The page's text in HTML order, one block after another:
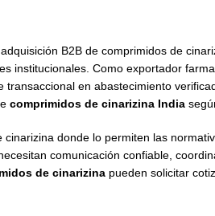
B2B de comprimidos de
institucionales. Como exportador
transaccional en abastecimiento
comprimidos de cinarizina India
donde lo permiten las
comunicación confiable,
de cinarizina pueden solicitar